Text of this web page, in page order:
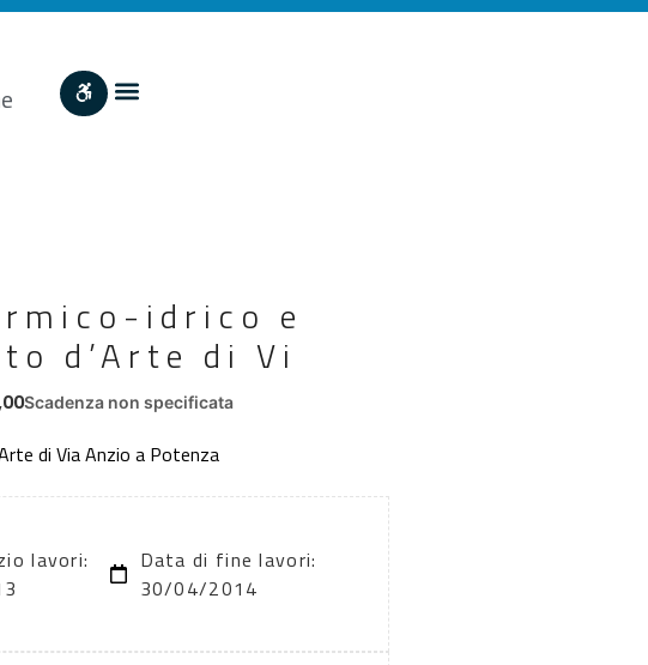
idrico e
d’Arte di Vi
Scadenza non specificata
di Via Anzio a Potenza
lavori:
Data di fine lavori:
30/04/2014